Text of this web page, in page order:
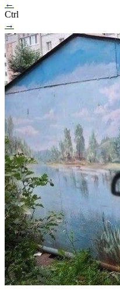
←
Ctrl
→